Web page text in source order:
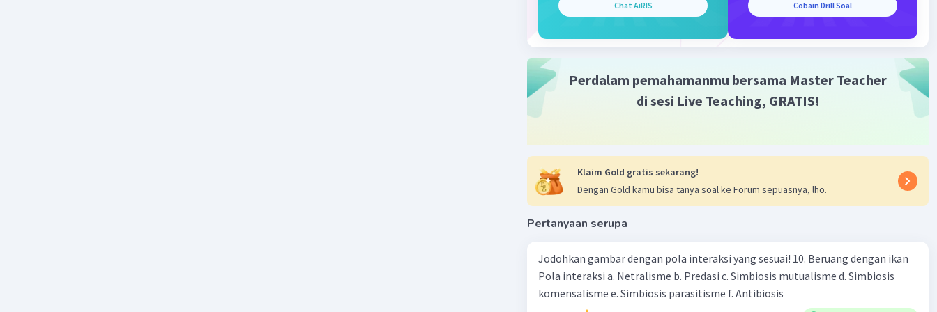
Ikan Mas (Cyprinus carpio):
Filum: Chordata (Kordata)
Famili: Cyprinidae (Famili Ikan Karper)
Genus: Cyprinus
Spesies: Cyprinus carpio
kedua organisme ini berdasarkan peringkat taksonominya.
Chat AiRIS Cobain Drill Soal
Perdalam pemahamanmu bersama Master Teacher
di sesi Live Teaching, GRATIS!
Klaim Gold gratis sekarang!
Dengan Gold kamu bisa tanya soal ke Forum sepuasnya, lho.
Pertanyaan serupa
Jodohkan gambar dengan pola interaksi yang sesuai! 10. Beruang dengan ikan
Pola interaksi a. Netralisme b. Predasi c. Simbiosis mutualisme d. Simbiosis
komensalisme e. Simbiosis parasitisme f. Antibiosis